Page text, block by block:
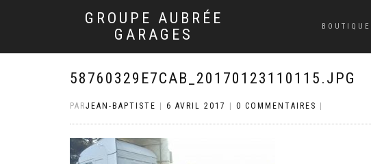
GROUPE AUBRÉE
GARAGES
BOUTIQUE
58760329E7CAB_20170123110115.JPG
PARJEAN-BAPTISTE 6 AVRIL 2017 0 COMMENTAIRES